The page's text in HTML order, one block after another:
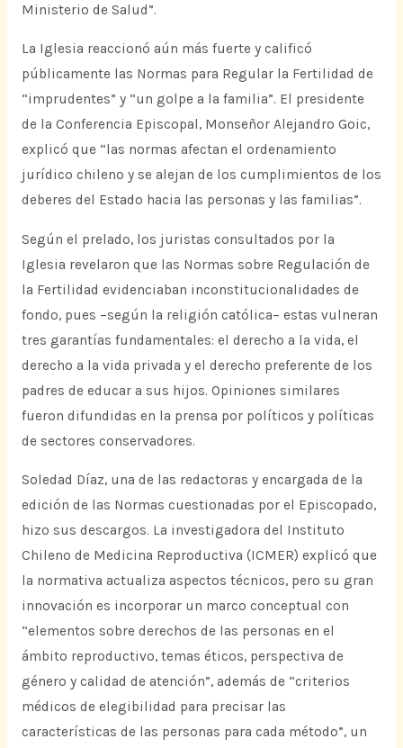
Ministerio de Salud”.
La Iglesia reaccionó aún más fuerte y calificó
públicamente las Normas para Regular la Fertilidad de
“imprudentes” y “un golpe a la familia”. El presidente
de la Conferencia Episcopal, Monseñor Alejandro Goic,
explicó que “las normas afectan el ordenamiento
jurídico chileno y se alejan de los cumplimientos de los
deberes del Estado hacia las personas y las familias”.
Según el prelado, los juristas consultados por la
Iglesia revelaron que las Normas sobre Regulación de
la Fertilidad evidenciaban inconstitucionalidades de
fondo, pues –según la religión católica– estas vulneran
tres garantías fundamentales: el derecho a la vida, el
derecho a la vida privada y el derecho preferente de los
padres de educar a sus hijos. Opiniones similares
fueron difundidas en la prensa por políticos y políticas
de sectores conservadores.
Soledad Díaz, una de las redactoras y encargada de la
edición de las Normas cuestionadas por el Episcopado,
hizo sus descargos. La investigadora del Instituto
Chileno de Medicina Reproductiva (ICMER) explicó que
la normativa actualiza aspectos técnicos, pero su gran
innovación es incorporar un marco conceptual con
“elementos sobre derechos de las personas en el
ámbito reproductivo, temas éticos, perspectiva de
género y calidad de atención”, además de “criterios
médicos de elegibilidad para precisar las
características de las personas para cada método”, un